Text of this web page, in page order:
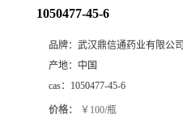
1050477-45-6
品牌： 武汉鼎信通药业有限公司
产地： 中国
cas： 1050477-45-6
价格： ￥100/瓶